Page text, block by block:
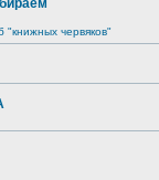
"книжных червяков"